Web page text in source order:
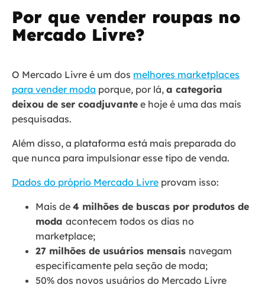
Por que vender roupas no
Mercado Livre?
O Mercado Livre é um dos melhores marketplaces
para vender moda porque, por lá, a categoria
deixou de ser coadjuvante e hoje é uma das mais
pesquisadas.
Além disso, a plataforma está mais preparada do
que nunca para impulsionar esse tipo de venda.
Dados do próprio Mercado Livre provam isso:
Mais de 4 milhões de buscas por produtos de
moda acontecem todos os dias no
marketplace;
27 milhões de usuários mensais navegam
especificamente pela seção de moda;
50% dos novos usuários do Mercado Livre